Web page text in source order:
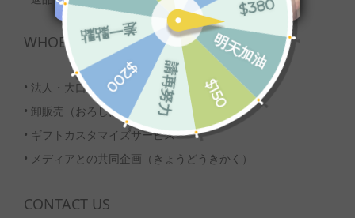
WHOESALE
• 法人・大口注文
• 卸販売（おろしはんばい）
• ギフトカスタマイズサービス
• メディアとの共同企画（きょうどうきかく）
CONTACT US